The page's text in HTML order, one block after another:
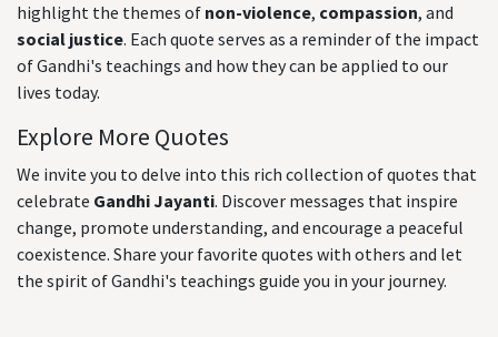
highlight the themes of non-violence, compassion, and
social justice. Each quote serves as a reminder of the impact
of Gandhi's teachings and how they can be applied to our
lives today.
Explore More Quotes
We invite you to delve into this rich collection of quotes that
celebrate Gandhi Jayanti. Discover messages that inspire
change, promote understanding, and encourage a peaceful
coexistence. Share your favorite quotes with others and let
the spirit of Gandhi's teachings guide you in your journey.